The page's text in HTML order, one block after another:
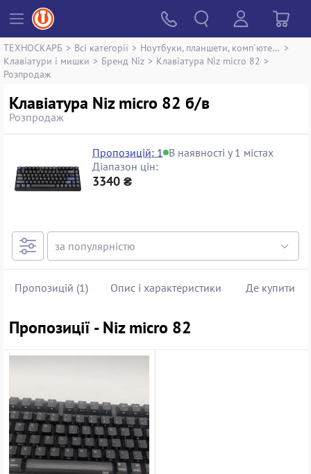
ТЕХНОСКАРБ > Всі категорії > Ноутбуки, планшети, комп`ютери >
Клавіатури і мишки > Бренд Niz > Клавіатура Niz micro 82 >
Розпродаж
Клавіатура Niz micro 82 б/в
Розпродаж
Пропозицій: 1 В наявності у 1 містах
Діапазон цін:
3340 ₴
Пропозицій (1) Опис і характеристики Де купити
Пропозиції - Niz micro 82